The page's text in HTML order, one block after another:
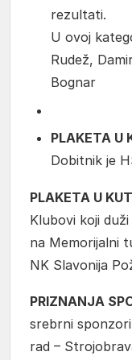
rezultati.
U ovoj
Rudež,
Bognar
PLAKETA U
Dobitnik je
PLAKETA U
Klubovi koji
na Memorijalni
NK Slavonija
PRIZNANJA
srebrni
rad –